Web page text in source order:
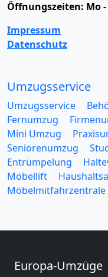
Öffnungszeiten: Mo
Impressum
Datenschutz
Umzugsservice
Umzugsservice
Fernumzug
Mini Umzug
Seniorenumzug
Entrümpelung
Möbellift
Möbelmitfahrzentrale
Europa-Umzüge